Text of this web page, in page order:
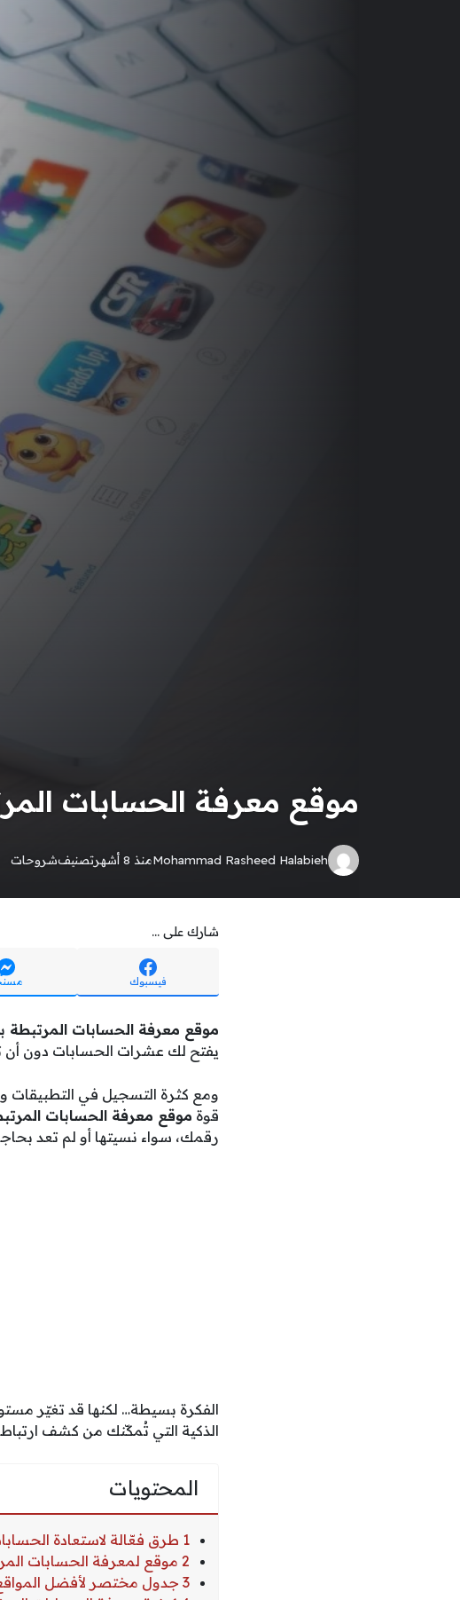
موقع معرفة الحسابات
Mohammad Rasheed Halabiehمنذ 8 أشهر تصنيفشروحات
شارك على ...
فيسبوك
موقع معرفة الحسابات المرتبطة
يفتح لك عشرات الحسابات دون أن
ومع كثرة التسجيل في التطبيقات
قوة موقع معرفة الحسابات
رقمك، سواء نسيتها أو لم تعد
الفكرة بسيطة… لكنها قد تغيّر
الذكية التي تُمكّنك من كشف
المحتويات
1 طرق فعّالة لاستعادة الحسابات المرتبطة برقم الهاتف
2 موقع لمعرفة الحسابات المرتبطة برقم الهاتف
3 جدول مختصر لأفضل المواقع التي تساعدك في معرفة الحسابات المرتبطة برقم الهاتف